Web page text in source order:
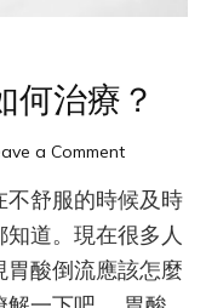
何治療？
a Commenton
酸
倒
流
怎
麼
舒服的時候及時
道。現在很多人
酸倒流應該怎麼